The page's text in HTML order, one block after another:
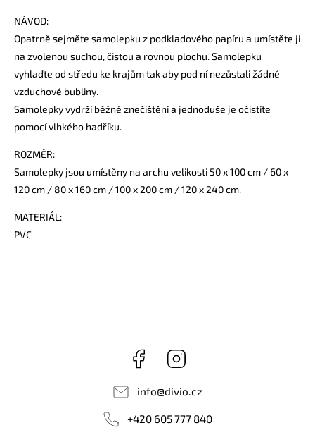
NÁVOD:
Opatrně sejměte samolepku z podkladového papíru a umístěte ji
na zvolenou suchou, čistou a rovnou plochu. Samolepku
vyhlaďte od středu ke krajům tak aby pod ní nezůstali žádné
vzduchové bubliny.
Samolepky vydrží běžné znečištění a jednoduše je očistíte
pomocí vlhkého hadříku.
ROZMĚR:
Samolepky jsou umístěny na archu velikosti 50 x 100 cm / 60 x
120 cm / 80 x 160 cm / 100 x 200 cm / 120 x 240 cm.
MATERIÁL:
PVC
Facebook
info@divio.cz
+420 605 777 840